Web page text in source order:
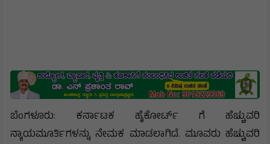
ಬೆಂಗಳೂರು: ಕರ್ನಾಟಕ ಹೈಕೋರ್ಟ್ ಗೆ ಹೆಚ್ಚುವರಿ
ನ್ಯಾಯಮೂರ್ತಿಗಳನ್ನು ನೇಮಕ ಮಾಡಲಾಗಿದೆ. ಮೂವರು ಹೆಚ್ಚುವರಿ